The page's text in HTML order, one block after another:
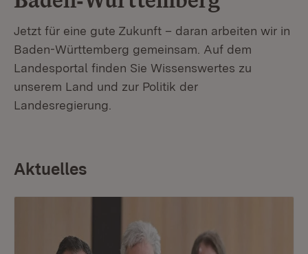
Jetzt für eine gute Zukunft – daran arbeiten wir in
Baden-Württemberg gemeinsam. Auf dem
Landesportal finden Sie Wissenswertes zu
unserem Land und zur Politik der
Landesregierung.
Aktuelles